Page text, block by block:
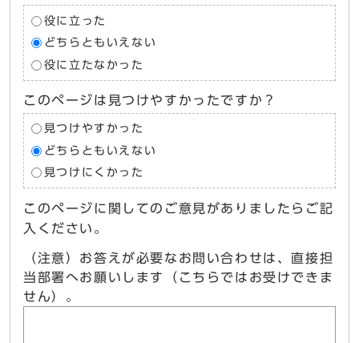
役に立った
どちらともいえない
役に立たなかった
このページは見つけやすかったですか？
見つけやすかった
どちらともいえない
見つけにくかった
このページに関してのご意見がありましたらご記
入ください。
（注意）お答えが必要なお問い合わせは、直接担
当部署へお願いします（こちらではお受けできま
せん）。